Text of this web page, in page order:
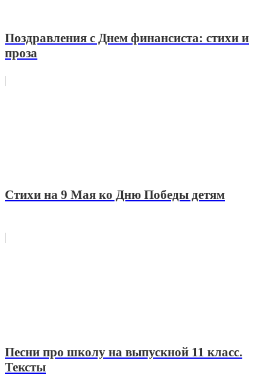
Поздравления с Днем финансиста: стихи и
проза
Стихи на 9 Мая ко Дню Победы детям
Песни про школу на выпускной 11 класс.
Тексты